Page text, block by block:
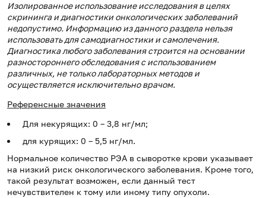
Изолированное использование исследования в целях
скрининга и диагностики онкологических заболеваний
недопустимо. Информацию из данного раздела нельзя
использовать для самодиагностики и самолечения.
Диагностика любого заболевания строится на основании
разностороннего обследования с использованием
различных, не только лабораторных методов и
осуществляется исключительно врачом.
Референсные значения
Для некурящих: 0 – 3,8 нг/мл;
для курящих: 0 – 5,5 нг/мл.
Нормальное количество РЭА в сыворотке крови указывает
на низкий риск онкологического заболевания. Кроме того,
такой результат возможен, если данный тест
нечувствителен к тому или иному типу опухоли.